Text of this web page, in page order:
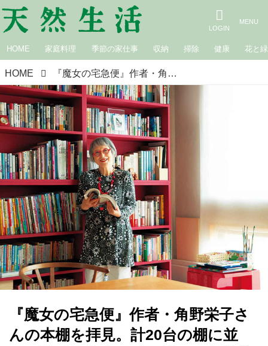
HOME 家庭料理 季節の家仕事 収納 掃除 健康 花と緑
HOME 『魔女の宅急便』作者・角野栄子さんの本棚を拝見。計20台の棚に並ぶ、捨てられない本の数々。好奇心のおもむくまま“未知の世界”への旅をたのしむ
『魔女の宅急便』作者・角野栄子さ
んの本棚を拝見。計20台の棚に並